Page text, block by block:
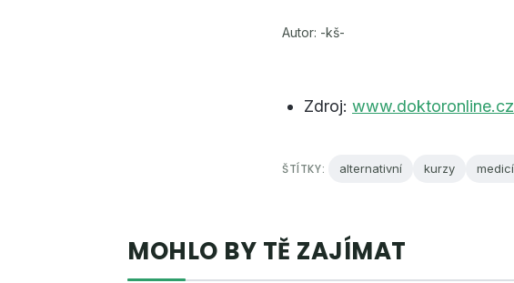
Autor: -kš-
Zdroj: www.doktoronline.cz
ŠTÍTKY: alternativní kurzy
MOHLO BY TĚ ZAJÍMAT